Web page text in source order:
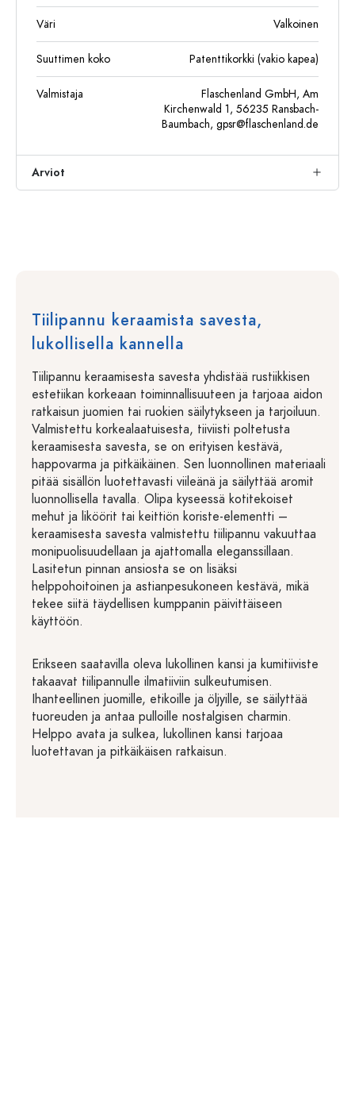
Väri Valkoinen
Suuttimen koko Patenttikorkki (vakio kapea)
Valmistaja
Flaschenland GmbH, Am
Kirchenwald 1, 56235 Ransbach-
Baumbach, gpsr@flaschenland.de
Arviot
Tiilipannu keraamista savesta,
lukollisella kannella
Tiilipannu keraamisesta savesta yhdistää rustiikkisen
estetiikan korkeaan toiminnallisuuteen ja tarjoaa aidon
ratkaisun juomien tai ruokien säilytykseen ja tarjoiluun.
Valmistettu korkealaatuisesta, tiiviisti poltetusta
keraamisesta savesta, se on erityisen kestävä,
happovarma ja pitkäikäinen. Sen luonnollinen materiaali
pitää sisällön luotettavasti viileänä ja säilyttää aromit
luonnollisella tavalla. Olipa kyseessä kotitekoiset
mehut ja liköörit tai keittiön koriste-elementti –
keraamisesta savesta valmistettu tiilipannu vakuuttaa
monipuolisuudellaan ja ajattomalla eleganssillaan.
Lasitetun pinnan ansiosta se on lisäksi
helppohoitoinen ja astianpesukoneen kestävä, mikä
tekee siitä täydellisen kumppanin päivittäiseen
käyttöön.
Erikseen saatavilla oleva lukollinen kansi ja kumitiiviste
takaavat tiilipannulle ilmatiiviin sulkeutumisen.
Ihanteellinen juomille, etikoille ja öljyille, se säilyttää
tuoreuden ja antaa pulloille nostalgisen charmin.
Helppo avata ja sulkea, lukollinen kansi tarjoaa
luotettavan ja pitkäikäisen ratkaisun.